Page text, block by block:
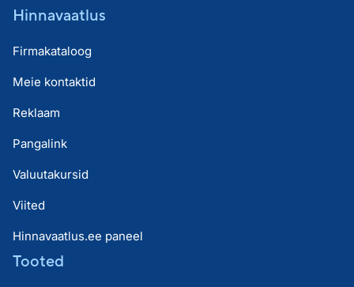
Hinnavaatlus
Firmakataloog
Meie kontaktid
Reklaam
Pangalink
Valuutakursid
Viited
Hinnavaatlus.ee paneel
Tooted